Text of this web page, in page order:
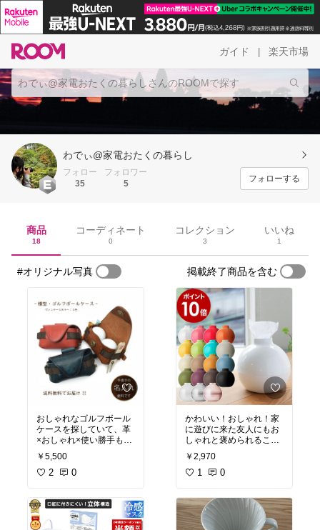
ガイド 楽天市場
わでぃ@家電おたくの暮らし
フォロー
35
フォロワー
5
フォローする
商品
18
コーディネート
0
コレクション
3
いいね
1
#オリジナル写真 掲載終了商品を含む
おしゃれなゴルフボール
ケースを探していて、革
×おしゃれ×使い勝手も◎
で満足です。
￥5,500
2 0
かわいい！おしゃれ！家
に遊びに来た友人にもお
しゃれと褒められること
多くて満足してます。
￥2,970
1 0